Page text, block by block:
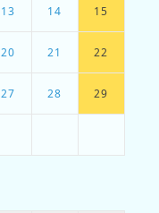
13 14 15
20 21 22
27 28 29